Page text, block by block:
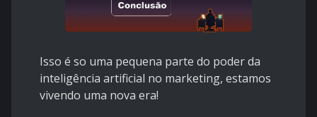
Isso é so uma pequena parte do poder da
inteligência artificial no marketing, estamos
vivendo uma nova era!